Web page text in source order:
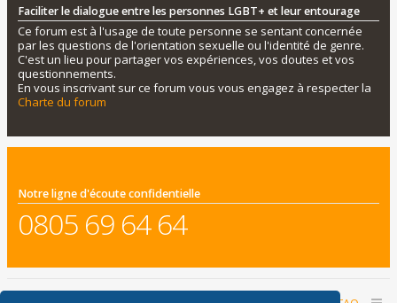
Faciliter le dialogue entre les personnes LGBT+ et leur entourage
Ce forum est à l'usage de toute personne se sentant concernée
par les questions de l'orientation sexuelle ou l'identité de genre.
C'est un lieu pour partager vos expériences, vos doutes et vos
questionnements.
En vous inscrivant sur ce forum vous vous engagez à respecter la
Charte du forum
Notre ligne d'écoute confidentielle
0805 69 64 64